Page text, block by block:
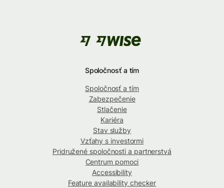
Spoločnosť a tím
Spoločnosť a tím
Zabezpečenie
Stlačenie
Kariéra
Stav služby
Vzťahy s investormi
Pridružené spoločnosti a partnerstvá
Centrum pomoci
Accessibility
Feature availability checker